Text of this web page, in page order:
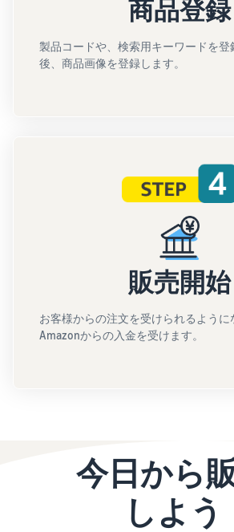
商品登録
製品コードや、検索用キーワードを登
後、商品画像を登録します。
販売開始
お客様からの注文を受けられるように
Amazonからの入金を受けます。
今日から
しよう